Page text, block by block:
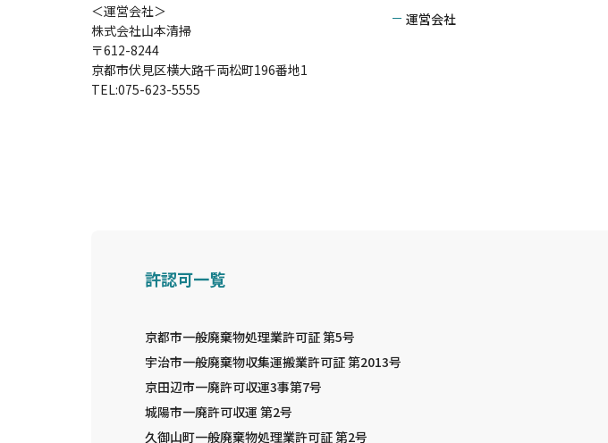
＜運営会社＞
株式会社山本清掃
〒612-8244
京都市伏見区横大路千両松町196番地1
TEL:075-623-5555
運営会社
許認可一覧
京都市一般廃棄物処理業許可証 第5号
宇治市一般廃棄物収集運搬業許可証 第2013号
京田辺市一廃許可収運3事第7号
城陽市一廃許可収運 第2号
久御山町一般廃棄物処理業許可証 第2号